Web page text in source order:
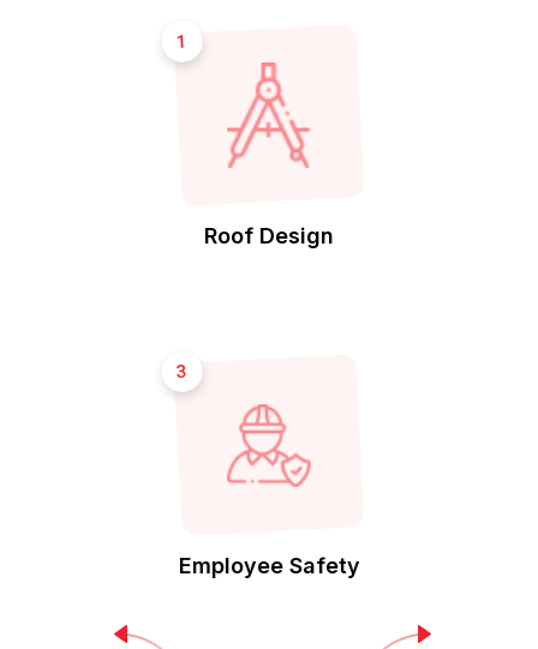
1
Roof Design
3
Employee Safety